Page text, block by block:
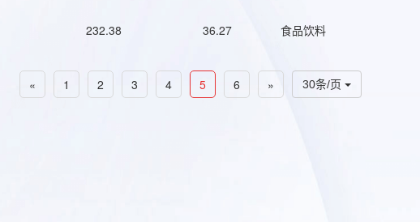
232.38 36.27 食品饮料
30条/页
« 1 2 3 4 5 6 »